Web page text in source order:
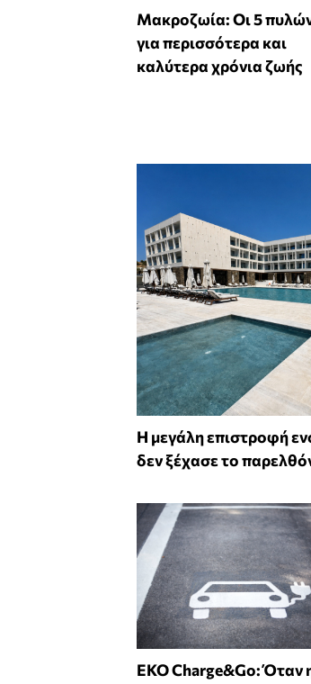
Mακροζωία: Οι 5
για περισσότερα και
καλύτερα χρόνια ζωής
Η μεγάλη επιστροφή
δεν ξέχασε το
EKO Charge&Go: Όταν